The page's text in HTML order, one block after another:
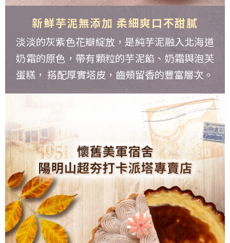
新鮮芋泥無添加 柔細爽口不甜膩
淡淡的灰紫色花瓣綻放，是純芋泥融入北海道
奶霜的原色，帶有顆粒的芋泥餡、奶霜與泡芙
蛋糕， 搭配厚實塔皮，齒頰留香的豐富層次。